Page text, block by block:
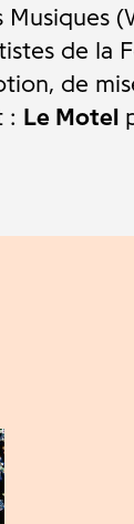
de la
de
: Le Motel